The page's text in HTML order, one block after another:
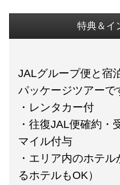
特典＆イ
JALグループ便と宿
パッケージツアーで
・レンタカー付
・往復JAL便確約・
マイル付与
・エリア内のホテ
るホテルもOK）